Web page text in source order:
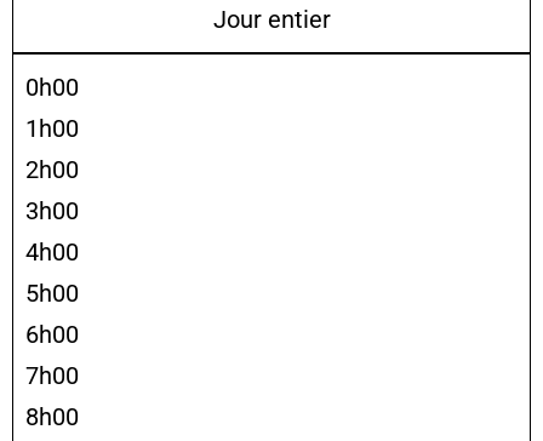
Jour entier
0h00
1h00
2h00
3h00
4h00
5h00
6h00
7h00
8h00